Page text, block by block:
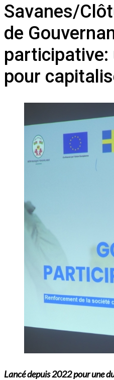
Savanes/
de
participative:
pour
Lancé depuis 2022 pour une